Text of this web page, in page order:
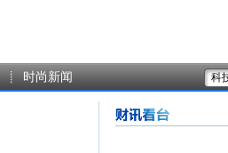
时尚新闻